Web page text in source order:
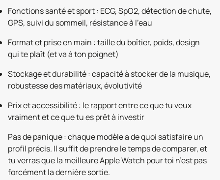
Fonctions santé et sport : ECG, SpO2, détection de chute,
GPS, suivi du sommeil, résistance à l’eau
Format et prise en main : taille du boîtier, poids, design
qui te plaît (et va à ton poignet)
Stockage et durabilité : capacité à stocker de la musique,
robustesse des matériaux, évolutivité
Prix et accessibilité : le rapport entre ce que tu veux
vraiment et ce que tu es prêt à investir
Pas de panique : chaque modèle a de quoi satisfaire un
profil précis. Il suffit de prendre le temps de comparer, et
tu verras que la meilleure Apple Watch pour toi n’est pas
forcément la dernière sortie.